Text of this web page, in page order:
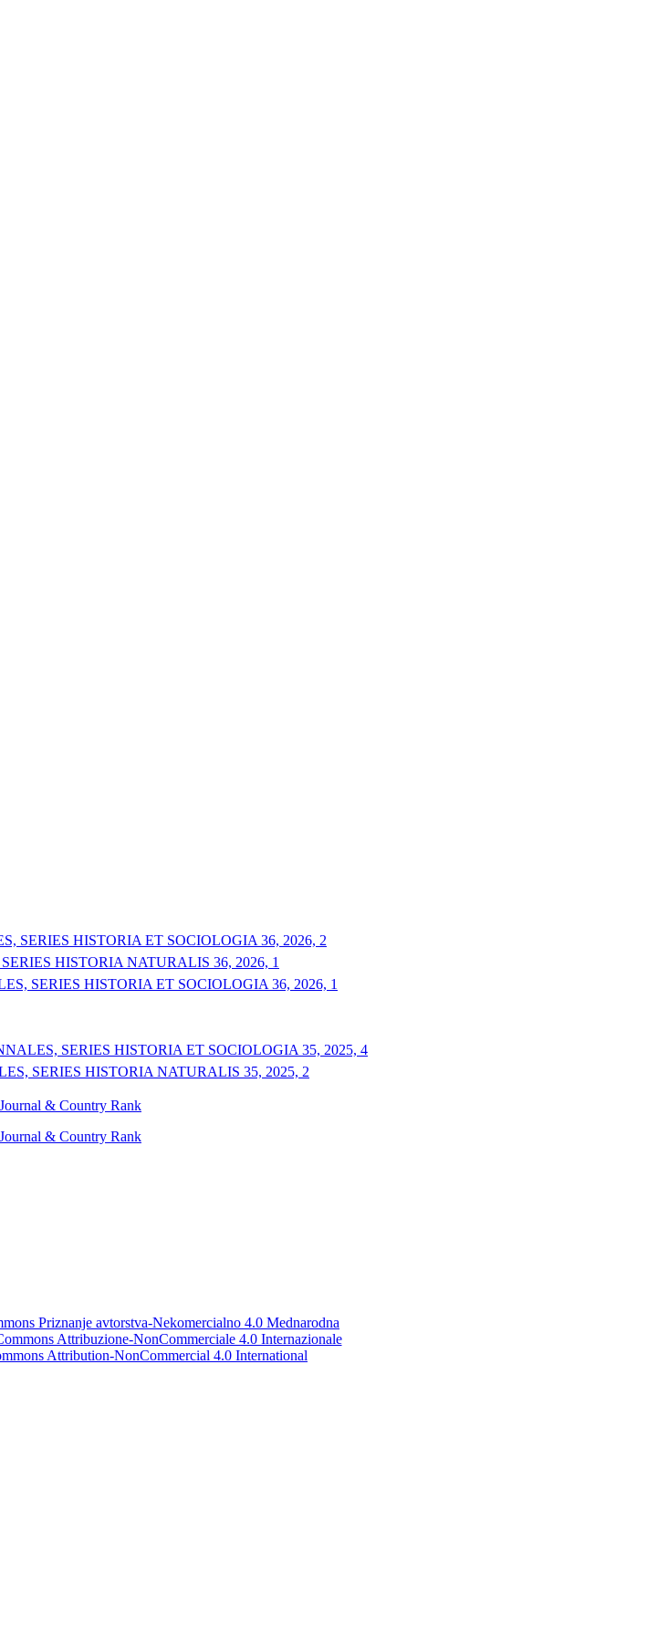
SERIES HISTORIA ET SOCIOLOGIA 36, 2026, 2
HISTORIA NATURALIS 36, 2026, 1
SERIES HISTORIA ET SOCIOLOGIA 36, 2026, 1
SERIES HISTORIA ET SOCIOLOGIA 35, 2025, 4
SERIES HISTORIA NATURALIS 35, 2025, 2
Priznanje avtorstva-Nekomercialno 4.0 Mednarodna
Attribuzione-NonCommerciale 4.0 Internazionale
Attribution-NonCommercial 4.0 International